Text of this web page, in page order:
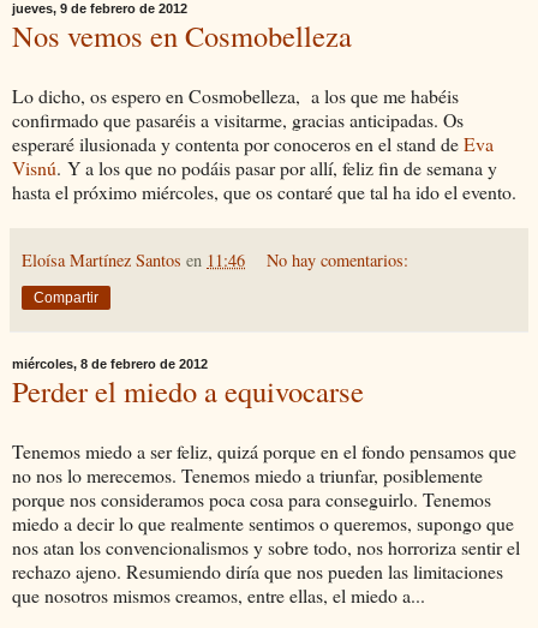
jueves, 9 de febrero de 2012
Nos vemos en Cosmobelleza
Lo dicho, os espero en Cosmobelleza, a los que me habéis
confirmado que pasaréis a visitarme, gracias anticipadas. Os
esperaré ilusionada y contenta por conoceros en el stand deEva
Visnú. Y a los que no podáis pasar por allí, feliz fin de semana y
hasta el próximo miércoles, que os contaré que tal ha ido el evento.
Eloísa Martínez Santos en 11:46 No hay comentarios:
Compartir
miércoles, 8 de febrero de 2012
Perder el miedo a equivocarse
Tenemos miedo a ser feliz, quizá porque en el fondo pensamos que
no nos lo merecemos. Tenemos miedo a triunfar, posiblemente
porque nos consideramos poca cosa para conseguirlo. Tenemos
miedo a decir lo que realmente sentimos o queremos, supongo que
nos atan los convencionalismos y sobre todo, nos horroriza sentir el
rechazo ajeno. Resumiendo diría que nos pueden las limitaciones
que nosotros mismos creamos, entre ellas, el miedo a...